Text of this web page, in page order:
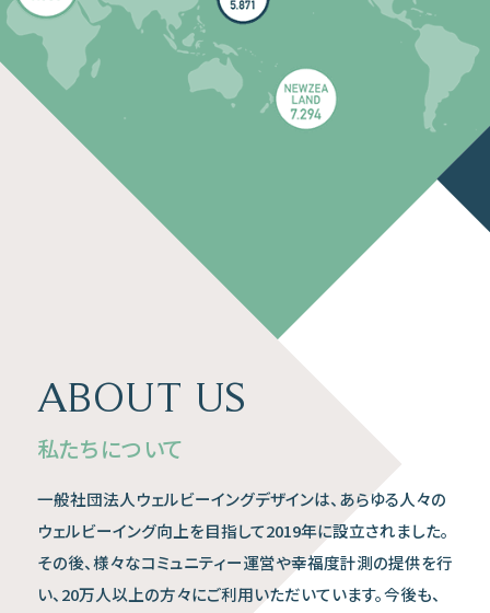
ABOUT US
私たちについて
一般社団法人ウェルビーイングデザインは、あらゆる人々の
ウェルビーイング向上を目指して2019年に設立されました。
その後、様々なコミュニティー運営や幸福度計測の提供を行
い、20万人以上の方々にご利用いただいています。今後も、